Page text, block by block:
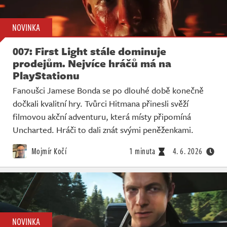
NOVINKA
007: First Light stále dominuje
prodejům. Nejvíce hráčů má na
PlayStationu
Fanoušci Jamese Bonda se po dlouhé době konečně
dočkali kvalitní hry. Tvůrci Hitmana přinesli svěží
filmovou akční adventuru, která místy připomíná
Uncharted. Hráči to dali znát svými peněženkami.
Mojmír Kočí 1 minuta 4. 6. 2026
NOVINKA